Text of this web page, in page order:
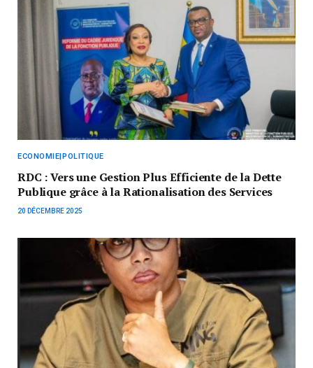
ECONOMIE|POLITIQUE
RDC : Vers une Gestion Plus Efficiente de la Dette
Publique grâce à la Rationalisation des Services
20 DÉCEMBRE 2025